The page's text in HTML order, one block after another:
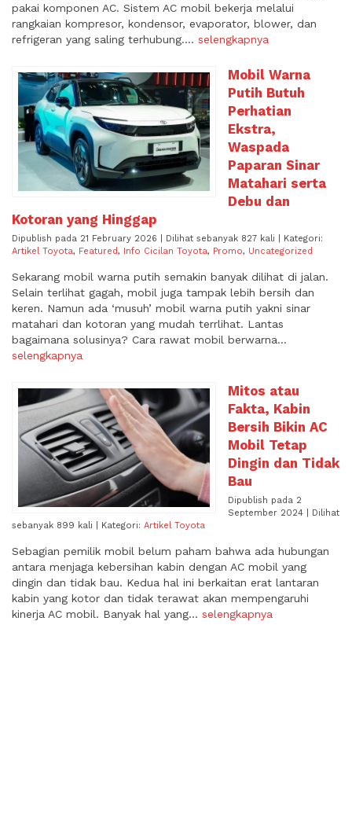
pakai komponen AC. Sistem AC mobil bekerja melalui
rangkaian kompresor, kondensor, evaporator, blower, dan
refrigeran yang saling terhubung.... selengkapnya
Mobil Warna
Putih Butuh
Perhatian
Ekstra,
Waspada
Paparan Sinar
Matahari serta
Debu dan
Kotoran yang Hinggap
Dipublish pada 21 February 2026 | Dilihat sebanyak 827 kali | Kategori:
Artikel Toyota, Featured, Info Cicilan Toyota, Promo, Uncategorized
Sekarang mobil warna putih semakin banyak dilihat di jalan.
Selain terlihat gagah, mobil juga tampak lebih bersih dan
keren. Namun ada ‘musuh’ mobil warna putih yakni sinar
matahari dan kotoran yang mudah terrlihat. Lantas
bagaimana solusinya? Cara rawat mobil berwarna...
selengkapnya
Mitos atau
Fakta, Kabin
Bersih Bikin AC
Mobil Tetap
Dingin dan Tidak
Bau
Dipublish pada 2
September 2024 | Dilihat
sebanyak 899 kali | Kategori: Artikel Toyota
Sebagian pemilik mobil belum paham bahwa ada hubungan
antara menjaga kebersihan kabin dengan AC mobil yang
dingin dan tidak bau. Kedua hal ini berkaitan erat lantaran
kabin yang kotor dan tidak terawat akan mempengaruhi
kinerja AC mobil. Banyak hal yang... selengkapnya